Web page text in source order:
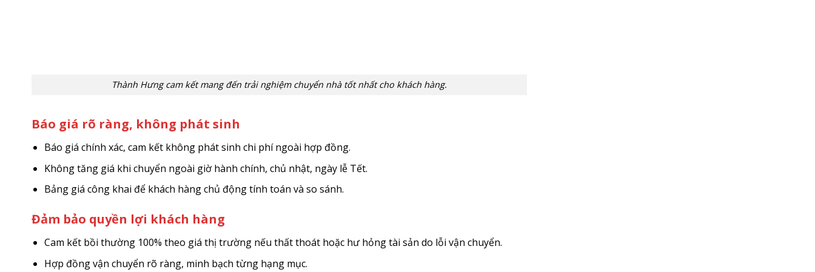
Thành Hưng cam kết mang đến trải nghiệm chuyển nhà tốt nhất cho khách hàng.
Báo giá rõ ràng, không phát sinh
Báo giá chính xác, cam kết không phát sinh chi phí ngoài hợp đồng.
Không tăng giá khi chuyển ngoài giờ hành chính, chủ nhật, ngày lễ Tết.
Bảng giá công khai để khách hàng chủ động tính toán và so sánh.
Đảm bảo quyền lợi khách hàng
Cam kết bồi thường 100% theo giá thị trường nếu thất thoát hoặc hư hỏng tài sản do lỗi vận chuyển.
Hợp đồng vận chuyển rõ ràng, minh bạch từng hạng mục.